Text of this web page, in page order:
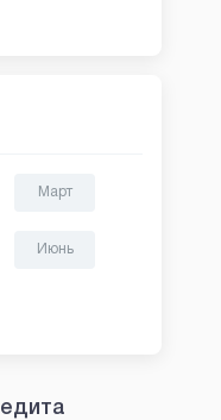
Март
Июнь